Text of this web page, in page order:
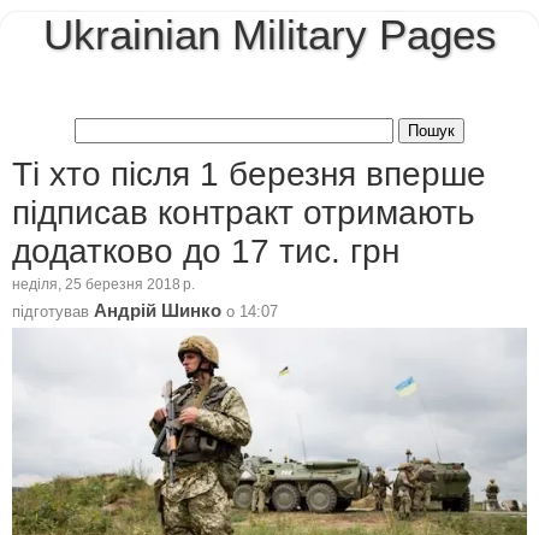
Ukrainian Military Pages
Ті хто після 1 березня вперше
підписав контракт отримають
додатково до 17 тис. грн
неділя, 25 березня 2018 р.
підготував Андрій Шинко о 14:07